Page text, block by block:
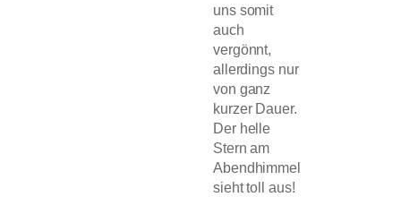
uns somit
auch
vergönnt,
allerdings nur
von ganz
kurzer Dauer.
Der helle
Stern am
Abendhimmel
sieht toll aus!